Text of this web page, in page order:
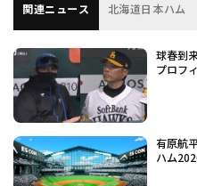
関連ニュース 北海道日本ハム
球春到
プロフ
有原航
ハム